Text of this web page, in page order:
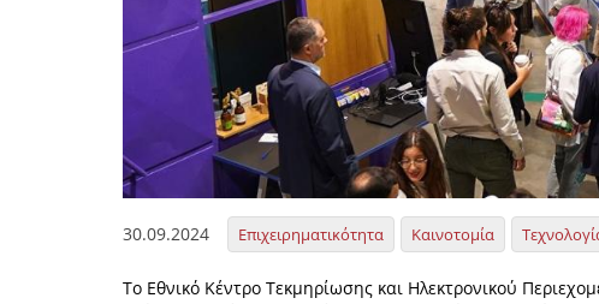
30.09.2024 Επιχειρηματικότητα Καινοτομία
Το Εθνικό Κέντρο Τεκμηρίωσης και Ηλεκτρονικού